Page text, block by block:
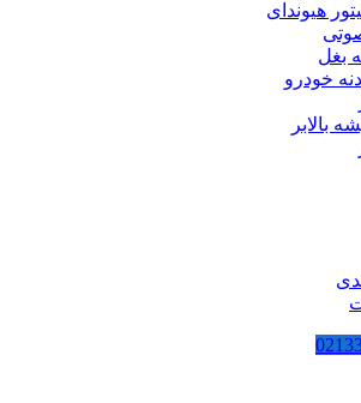
هیوندای
بغل
خودرو
بالابر